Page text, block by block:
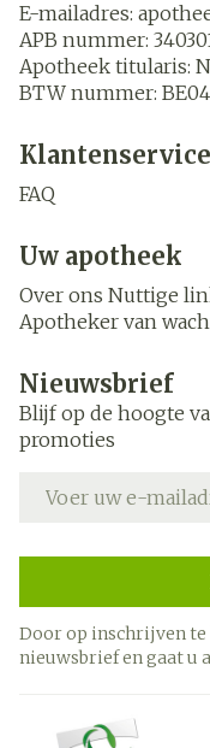
E-mailadres:
APB nummer:
Apotheek titularis:
BTW nummer:
Klantenservice
FAQ
Uw apotheek
Over ons Nuttige
Apotheker van
Nieuwsbrief
Blijf op de hoogte
promoties
Door op inschrijven
nieuwsbrief en gaat u